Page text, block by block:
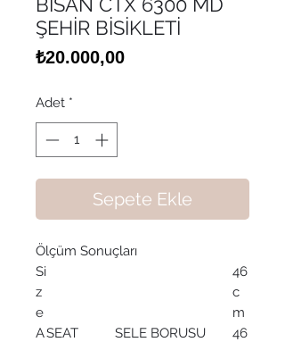
ŞEHİR BİSİKLETİ
₺20.000,00Fiyat
Adet *
Sepete Ekle
Ölçüm Sonuçları
Si
z
e
46
c
m
ASEAT
SELE BORUSU
46